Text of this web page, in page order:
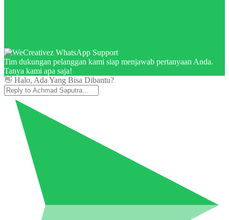
Tim dukungan pelanggan kami siap menjawab pertanyaan Anda.
Tanya kami apa saja!
👋 Halo, Ada Yang Bisa Dibantu?